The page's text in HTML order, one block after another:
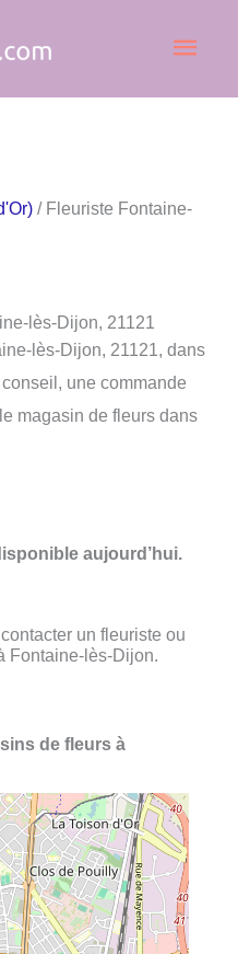
/ Fleuriste Fontaine-
lès-Dijon, 21121
lès-Dijon, 21121, dans
une commande
magasin de fleurs dans
aujourd’hui.
un fleuriste ou
Fontaine-lès-Dijon.
de fleurs à